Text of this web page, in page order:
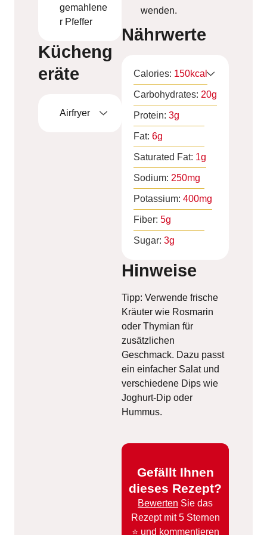
gemahlene
r Pfeffer
Kücheng
eräte
Airfryer
wenden.
Nährwerte
Calories: 150kcal
Carbohydrates: 20g
Protein: 3g
Fat: 6g
Saturated Fat: 1g
Sodium: 250mg
Potassium: 400mg
Fiber: 5g
Sugar: 3g
Hinweise
Tipp: Verwende frische
Kräuter wie Rosmarin
oder Thymian für
zusätzlichen
Geschmack. Dazu passt
ein einfacher Salat und
verschiedene Dips wie
Joghurt-Dip oder
Hummus.
Gefällt Ihnen
dieses Rezept?
Bewerten Sie das
Rezept mit 5 Sternen
⭐️ und kommentieren